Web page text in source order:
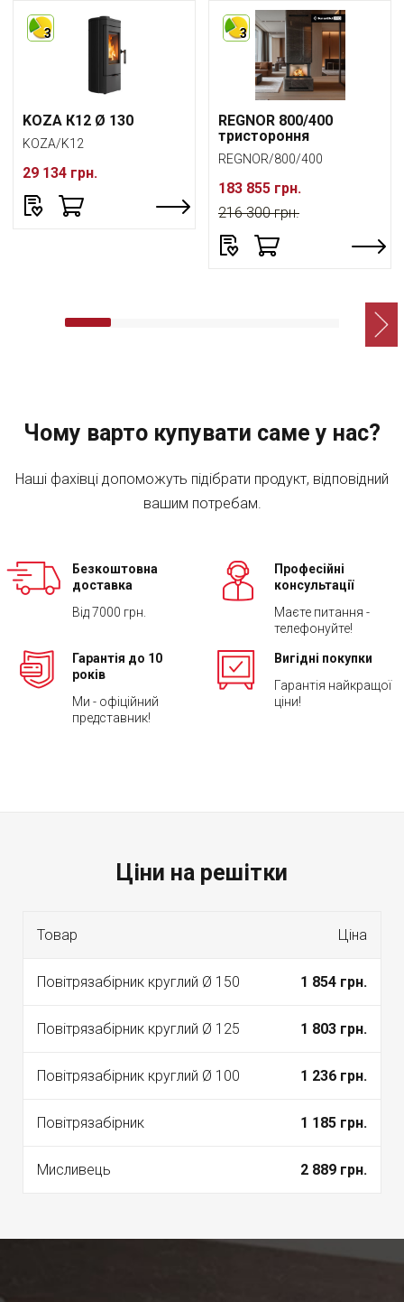
3
KOZA К12 Ø 130
KOZA/K12
29 134 грн.
3
REGNOR 800/400
тристороння
REGNOR/800/400
183 855 грн.
216 300 грн.
Чому варто купувати саме у нас?
Наші фахівці допоможуть підібрати продукт, відповідний
вашим потребам.
Безкоштовна
доставка
Від 7000 грн.
Професійні
консультації
Маєте питання -
телефонуйте!
Гарантія до 10
років
Ми - офіційний
представник!
Вигідні покупки
Гарантія найкращої
ціни!
Ціни на решітки
Товар Ціна
Повітрязабірник круглий Ø 150 1 854 грн.
Повітрязабірник круглий Ø 125 1 803 грн.
Повітрязабірник круглий Ø 100 1 236 грн.
Повітрязабірник 1 185 грн.
Мисливець 2 889 грн.